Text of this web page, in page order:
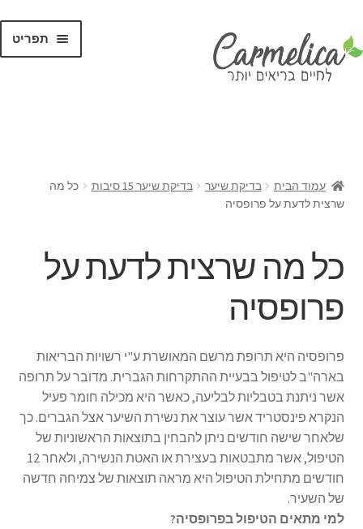
תפריט
עמוד הבית בדיקת שיער בדיקת שיער 15 סיבות
כל מה
שרצית לדעת על פרופסיה
כל מה שרצית לדעת על
פרופסיה
פרופסיה היא תרופת מרשם המאושרת ע"י רשויות הבריאות
בארה"ב לטיפול בבעיית ההתקרחות הגברית. מדובר על תרופה
אשר ניתנת בטבליות לבליעה, כאשר היא מכילה חומר פעיל
הנקרא פינסטריד אשר עוצר את נשירת השיער אצל הגברים. כך
שלאחר שישה חודשים ניתן להבחין בתוצאות הראשוניות של
הטיפול, אשר מתבטאות בעצירת או האטת הנשירה, ולאחר 12
חודשים מתחילת הטיפול היא מראה תוצאות של צמיחה חדשה
של השעיר.
למי מתאים הטיפול בפרופסיה?